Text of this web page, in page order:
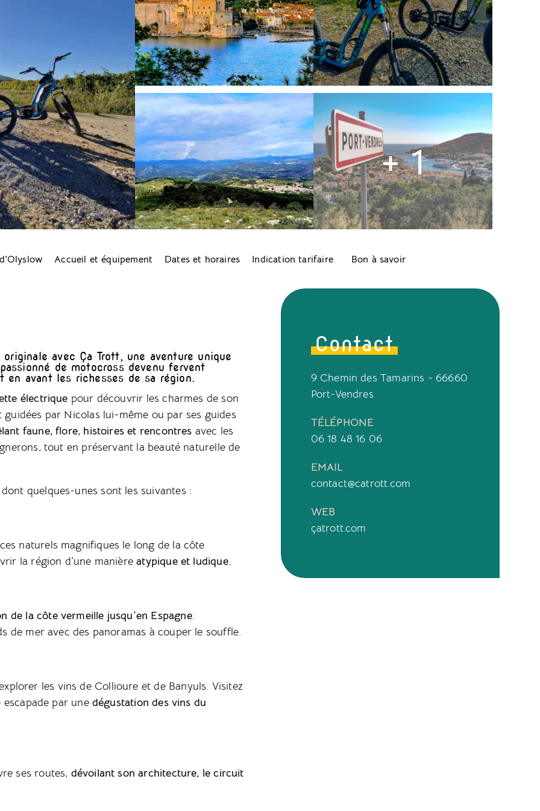
+ 1
Accueil et équipement Dates et horaires Indication tarifaire Bon à savoir
avec Ça Trott, une aventure unique
de motocross devenu fervent
en avant les richesses de sa région.
électrique pour découvrir les charmes de son
par Nicolas lui-même ou par ses guides
faune, flore, histoires et rencontres avec les
tout en préservant la beauté naturelle de
quelques-unes sont les suivantes :
naturels magnifiques le long de la côte
la région d’une manièreatypique et ludique.
de la côte vermeille jusqu’en Espagne.
de mer avec des panoramas à couper le souffle.
les vins de Collioure et de Banyuls. Visitez
par une dégustation des vins du
ses routes, dévoilant son architecture, le circuit
Contact
9 Chemin des Tamarins - 66660
Port-Vendres
TÉLÉPHONE
06 18 48 16 06
EMAIL
contact@catrott.com
WEB
çatrott.com